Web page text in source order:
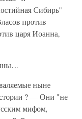
Сибирь"
против
царя Иоанна,
ныне
? — Они "не
мифом,